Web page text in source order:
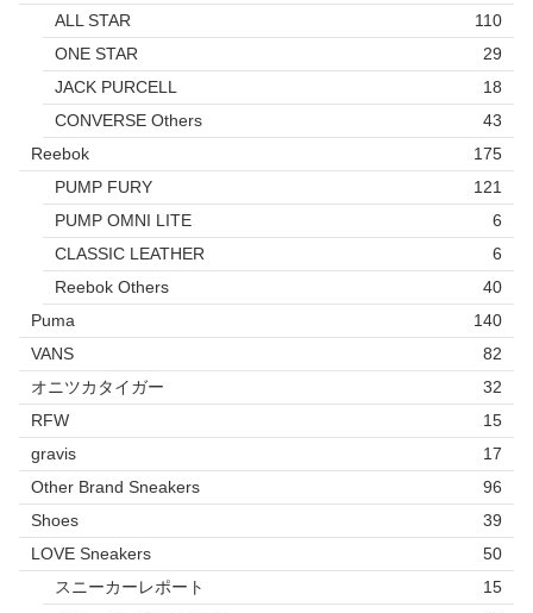
ALL STAR
110
ONE STAR
29
JACK PURCELL
18
CONVERSE Others
43
Reebok
175
PUMP FURY
121
PUMP OMNI LITE
6
CLASSIC LEATHER
6
Reebok Others
40
Puma
140
VANS
82
オニツカタイガー
32
RFW
15
gravis
17
Other Brand Sneakers
96
Shoes
39
LOVE Sneakers
50
スニーカーレポート
15